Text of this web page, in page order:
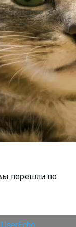
перешли по